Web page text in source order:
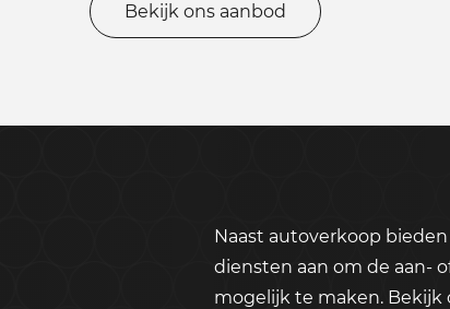
Bekijk ons aanbod
Naast autoverkoop
diensten aan om de aan-
mogelijk te maken. Bekijk